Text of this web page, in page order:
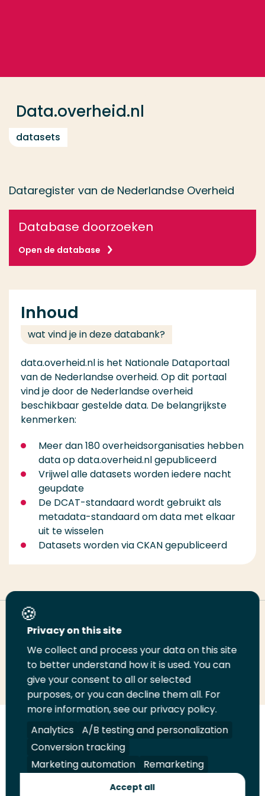
Data.overheid.nl
datasets
Dataregister van de Nederlandse Overheid
Database doorzoeken
Open de database
Inhoud
wat vind je in deze databank?
data.overheid.nl is het Nationale Dataportaal
van de Nederlandse overheid. Op dit portaal
vind je door de Nederlandse overheid
beschikbaar gestelde data. De belangrijkste
kenmerken:
Meer dan 180 overheidsorganisaties hebben
data op data.overheid.nl gepubliceerd
Vrijwel alle datasets worden iedere nacht
geupdate
De DCAT-standaard wordt gebruikt als
metadata-standaard om data met elkaar
uit te wisselen
Datasets worden via CKAN gepubliceerd
Deel deze pagina
Deel
LinkedIn
Deel
op
Twitter
Deel
op
Facebook
Email
deze
pagina
Print
deze
pagina
Volg
ons
op
LinkedIn
Volg
ons
op
Facebook
Volg
ons
op
YouTube
Volg
ons
op
Instagram
Juridisch Security A-Z Index
Contact
Contact
Privacy on this site
We collect and process your data on this site
to better understand how it is used. You can
give your consent to all or selected
purposes, or you can decline them all. For
more information, see our privacy policy.
Analytics
A/B testing and personalization
Conversion tracking
Marketing automation
Remarketing
Accept all